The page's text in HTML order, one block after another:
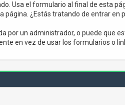
Usa el formulario al final de esta
página. ¿Estás tratando de entrar
por un administrador, o puede que
en vez de usar los formularios o